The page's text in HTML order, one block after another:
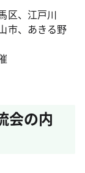
区、江戸川
市、あきる野
会の内